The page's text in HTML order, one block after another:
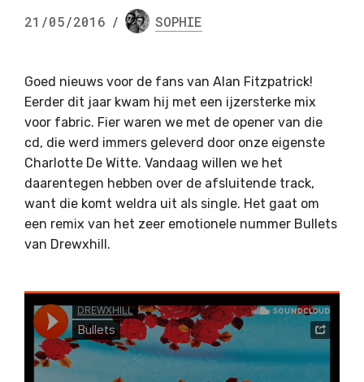
21/05/2016 / SOPHIE
Goed nieuws voor de fans van Alan Fitzpatrick!
Eerder dit jaar kwam hij met een ijzersterke mix
voor fabric. Fier waren we met de opener van die
cd, die werd immers geleverd door onze eigenste
Charlotte De Witte. Vandaag willen we het
daarentegen hebben over de afsluitende track,
want die komt weldra uit als single. Het gaat om
een remix van het zeer emotionele nummer Bullets
van Drewxhill.